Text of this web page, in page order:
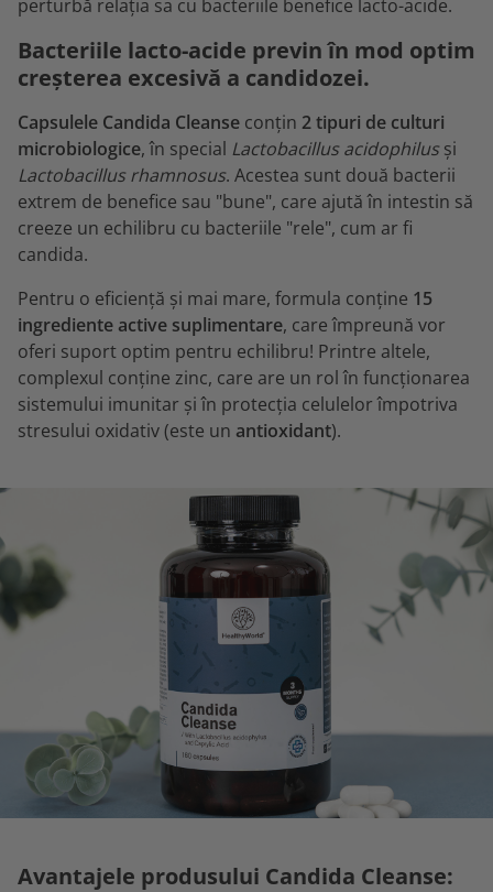
perturbă relația sa cu bacteriile benefice lacto-acide.
Bacteriile lacto-acide previn în mod optim
creșterea excesivă a candidozei.
Capsulele Candida Cleanse conțin 2 tipuri de culturi
microbiologice, în special Lactobacillus acidophilusși
Lactobacillus rhamnosus. Acestea sunt două bacterii
extrem de benefice sau "bune", care ajută în intestin să
creeze un echilibru cu bacteriile "rele", cum ar fi
candida.
Pentru o eficiență și mai mare, formula conține 15
ingrediente active suplimentare, care împreună vor
oferi suport optim pentru echilibru! Printre altele,
complexul conține zinc, care are un rol în funcționarea
sistemului imunitar și în protecția celulelor împotriva
stresului oxidativ (este un antioxidant).
Avantajele produsului Candida Cleanse: